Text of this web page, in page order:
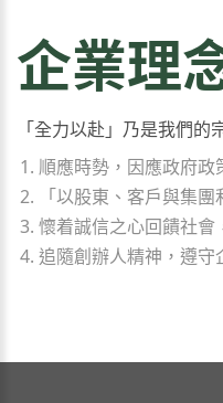
企業理
「全力以赴」乃是我們的
順應時勢，因應政府
「以股東、客戶與集
懷着誠信之心回饋社會
追隨創辦人精神，遵守